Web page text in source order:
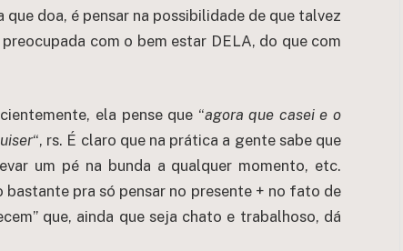
doa, é pensar na possibilidade de que talvez
com o bem estar DELA, do que com
ela pense que “agora que casei e o
“, rs. É claro que na prática a gente sabe que
um pé na bunda a qualquer momento, etc.
pra só pensar no presente + no fato de
que, ainda que seja chato e trabalhoso, dá